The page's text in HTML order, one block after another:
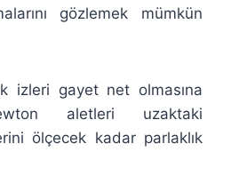
gözlemek mümkün
izleri gayet net olmasına
aletleri uzaktaki
ölçecek kadar parlaklık